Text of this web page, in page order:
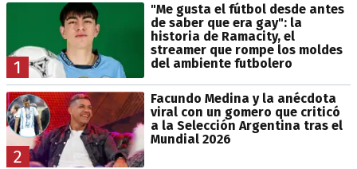
1
"Me gusta el fútbol desde antes
de saber que era gay": la
historia de Ramacity, el
streamer que rompe los moldes
del ambiente futbolero
2
Facundo Medina y la anécdota
viral con un gomero que criticó
a la Selección Argentina tras el
Mundial 2026